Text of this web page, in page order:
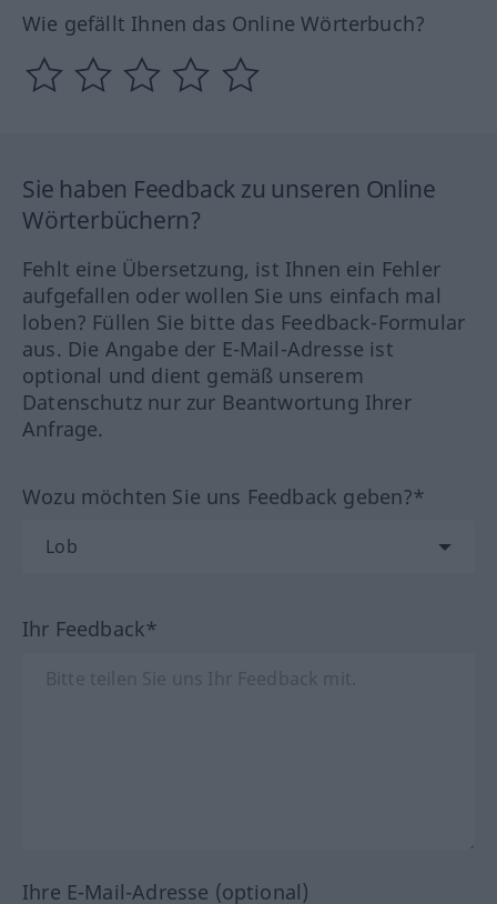
Wie gefällt Ihnen das Online Wörterbuch?
Sie haben Feedback zu unseren Online
Wörterbüchern?
Fehlt eine Übersetzung, ist Ihnen ein Fehler
aufgefallen oder wollen Sie uns einfach mal
loben? Füllen Sie bitte das Feedback-Formular
aus. Die Angabe der E-Mail-Adresse ist
optional und dient gemäß unserem
Datenschutz nur zur Beantwortung Ihrer
Anfrage.
Wozu möchten Sie uns Feedback geben?*
Ihr Feedback*
Ihre E-Mail-Adresse (optional)